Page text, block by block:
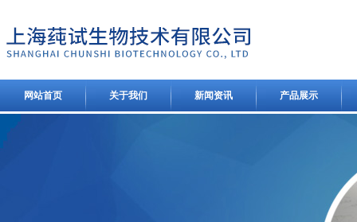
网站首页 关于我们 新闻资讯 产品展示